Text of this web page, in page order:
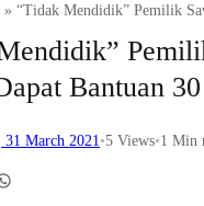
» “Tidak Mendidik” Pemilik
Bantuan
31 March 2021•5 Views•1 Min